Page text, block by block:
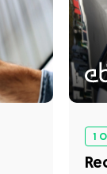
1